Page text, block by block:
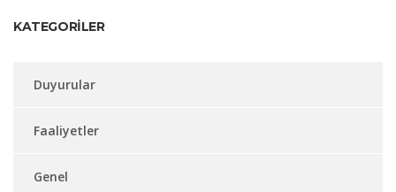
KATEGORILER
Duyurular
Faaliyetler
Genel